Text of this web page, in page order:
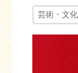
芸術・文化